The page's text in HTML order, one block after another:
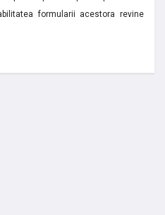
formularii acestora revine